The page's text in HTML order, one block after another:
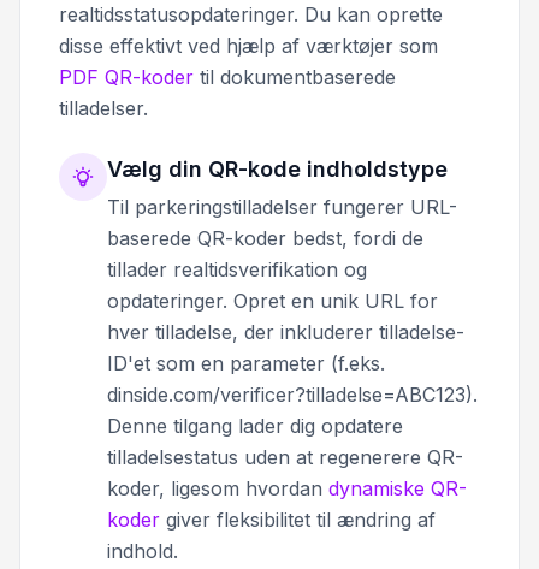
realtidsstatusopdateringer. Du kan oprette
disse effektivt ved hjælp af værktøjer som
PDF QR-koder til dokumentbaserede
tilladelser.
Vælg din QR-kode indholdstype
Til parkeringstilladelser fungerer URL-
baserede QR-koder bedst, fordi de
tillader realtidsverifikation og
opdateringer. Opret en unik URL for
hver tilladelse, der inkluderer tilladelse-
ID'et som en parameter (f.eks.
dinside.com/verificer?tilladelse=ABC123).
Denne tilgang lader dig opdatere
tilladelsestatus uden at regenerere QR-
koder, ligesom hvordan dynamiske QR-
koder giver fleksibilitet til ændring af
indhold.